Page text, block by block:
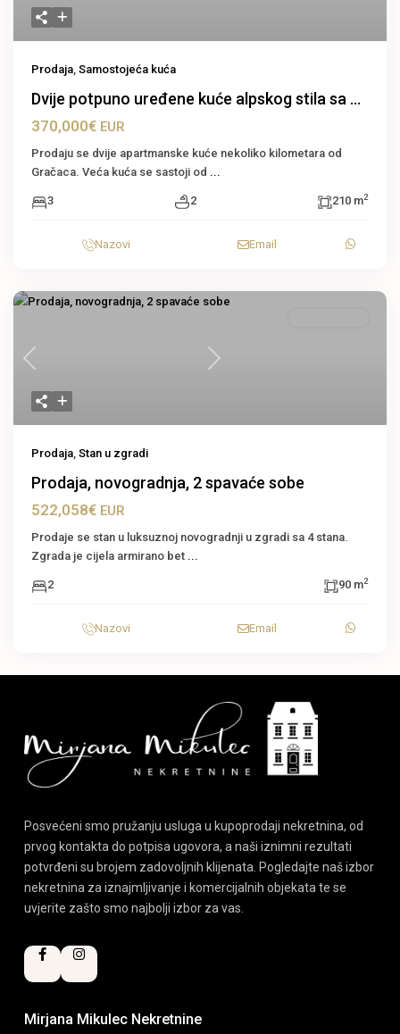
Prodaja, Samostojeća kuća
Dvije potpuno uređene kuće alpskog stila sa ...
370,000€ EUR
Prodaju se dvije apartmanske kuće nekoliko kilometara od
Gračaca. Veća kuća se sastoji od ...
3 2 210 m2
Nazovi Email
Previous Next
Prodaja, Stan u zgradi
Prodaja, novogradnja, 2 spavaće sobe
522,058€ EUR
Prodaje se stan u luksuznoj novogradnji u zgradi sa 4 stana.
Zgrada je cijela armirano bet ...
2 90 m2
Nazovi Email
Posvećeni smo pružanju usluga u kupoprodaji nekretnina, od
prvog kontakta do potpisa ugovora, a naši iznimni rezultati
potvrđeni su brojem zadovoljnih klijenata. Pogledajte naš izbor
nekretnina za iznajmljivanje i komercijalnih objekata te se
uvjerite zašto smo najbolji izbor za vas.
Mirjana Mikulec Nekretnine